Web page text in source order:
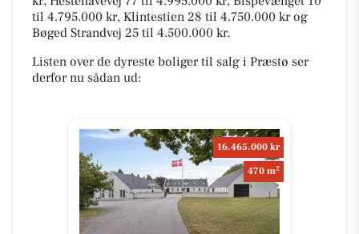
til 4.795.000 kr, Klintestien 28 til 4.750.000 kr og
Bøged Strandvej 25 til 4.500.000 kr.
Listen over de dyreste boliger til salg i Præstø ser
derfor nu sådan ud:
16.465.000 kr
470 m2